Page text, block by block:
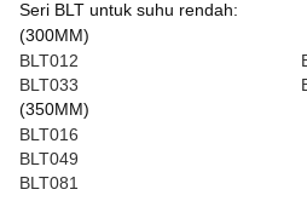
Seri BLT untuk suhu rendah:
(300MM)
BLT012
BLT033
(350MM)
BLT016
BLT049
BLT081